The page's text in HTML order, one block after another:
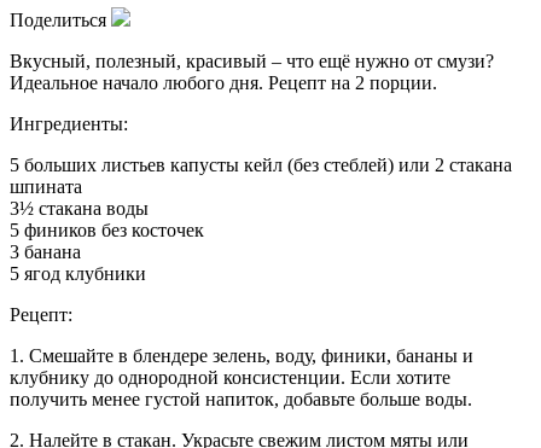
Поделиться
Вкусный, полезный, красивый – что ещё нужно от смузи?
Идеальное начало любого дня. Рецепт на 2 порции.
Ингредиенты:
5 больших листьев капусты кейл (без стеблей) или 2 стакана
шпината
3½ стакана воды
5 фиников без косточек
3 банана
5 ягод клубники
Рецепт:
1. Смешайте в блендере зелень, воду, финики, бананы и
клубнику до однородной консистенции. Если хотите
получить менее густой напиток, добавьте больше воды.
2. Налейте в стакан. Украсьте свежим листом мяты или